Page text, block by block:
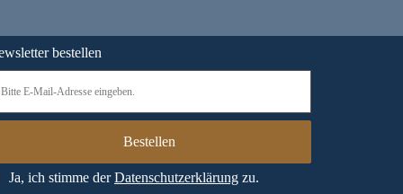
bestellen
Ja, ich stimme derDatenschutzerklärung zu.